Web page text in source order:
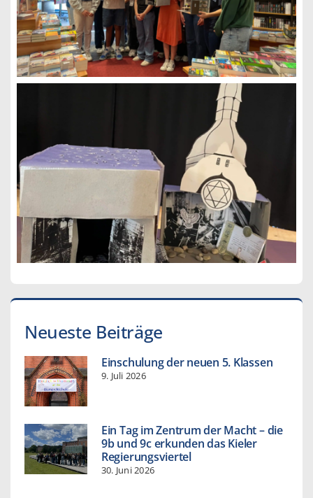
Neueste Beiträge
Einschulung der neuen 5. Klassen
9. Juli 2026
Ein Tag im Zentrum der Macht – die
9b und 9c erkunden das Kieler
Regierungsviertel
30. Juni 2026